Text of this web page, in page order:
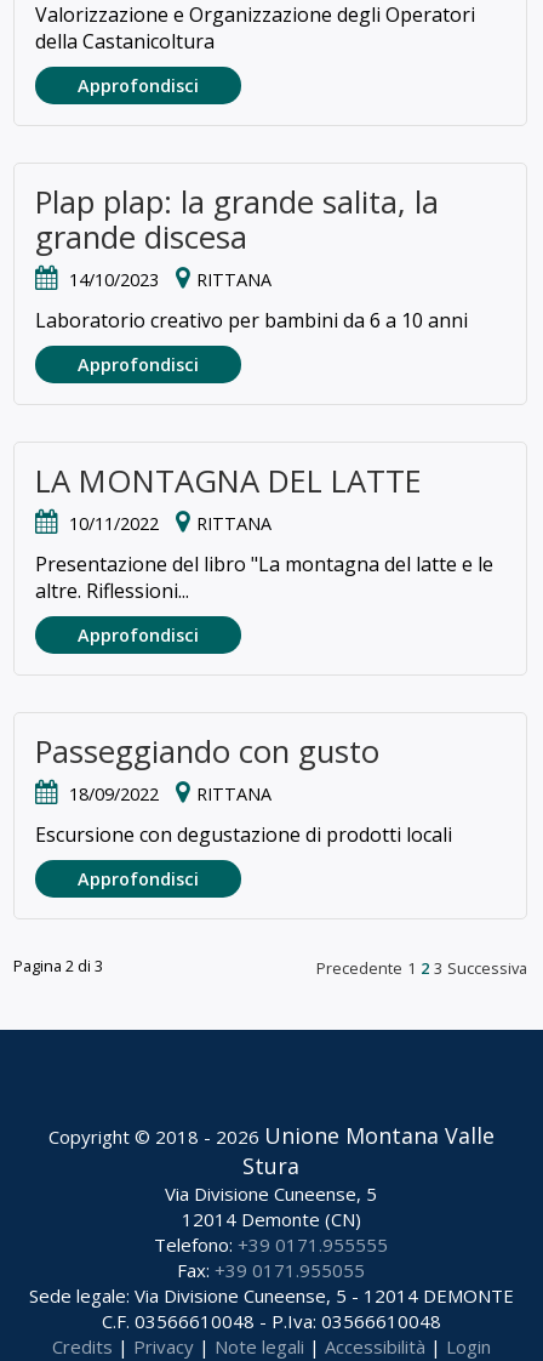
Valorizzazione e Organizzazione degli Operatori
della Castanicoltura
Approfondisci
Plap plap: la grande salita, la
grande discesa
14/10/2023 RITTANA
Laboratorio creativo per bambini da 6 a 10 anni
Approfondisci
LA MONTAGNA DEL LATTE
10/11/2022 RITTANA
Presentazione del libro "La montagna del latte e le
altre. Riflessioni...
Approfondisci
Passeggiando con gusto
18/09/2022 RITTANA
Escursione con degustazione di prodotti locali
Approfondisci
Pagina 2 di 3 Precedente 1 2 3 Successiva
Copyright © 2018 - 2026 Unione Montana Valle
Stura
Via Divisione Cuneense, 5
12014 Demonte (CN)
Telefono:+39 0171.955555
Fax:+39 0171.955055
Sede legale: Via Divisione Cuneense, 5 - 12014 DEMONTE
C.F. 03566610048 - P.Iva: 03566610048
Credits | Privacy| Note legali | Accessibilità | Login